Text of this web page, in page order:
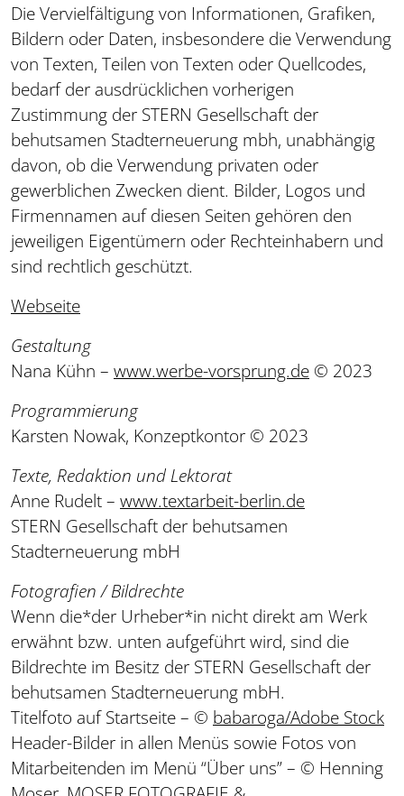
Die Vervielfältigung von Informationen, Grafiken,
Bildern oder Daten, insbesondere die Verwendung
von Texten, Teilen von Texten oder Quellcodes,
bedarf der ausdrücklichen vorherigen
Zustimmung der STERN Gesellschaft der
behutsamen Stadterneuerung mbh, unabhängig
davon, ob die Verwendung privaten oder
gewerblichen Zwecken dient. Bilder, Logos und
Firmennamen auf diesen Seiten gehören den
jeweiligen Eigentümern oder Rechteinhabern und
sind rechtlich geschützt.
Webseite
Gestaltung
Nana Kühn – www.werbe-vorsprung.de © 2023
Programmierung
Karsten Nowak, Konzeptkontor © 2023
Texte, Redaktion und Lektorat
Anne Rudelt – www.textarbeit-berlin.de
STERN Gesellschaft der behutsamen
Stadterneuerung mbH
Fotografien / Bildrechte
Wenn die*der Urheber*in nicht direkt am Werk
erwähnt bzw. unten aufgeführt wird, sind die
Bildrechte im Besitz der STERN Gesellschaft der
behutsamen Stadterneuerung mbH.
Titelfoto auf Startseite – © babaroga/Adobe Stock
Header-Bilder in allen Menüs sowie Fotos von
Mitarbeitenden im Menü “Über uns” – © Henning